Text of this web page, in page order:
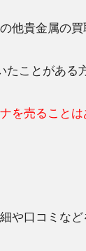
他貴金属の買
ことがある
を売ること
や口コミなど